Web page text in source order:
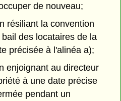
de nouveau;
résiliant la convention
des locataires de la
précisée à l'alinéa a);
enjoignant au directeur
à une date précise
pendant un